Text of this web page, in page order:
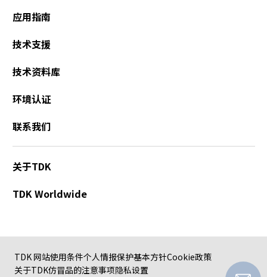
应用指南
技术支援
技术资料库
环境认证
联系我们
关于TDK
TDK Worldwide
TDK 网站使用条件个人情报保护基本方针Cookie政策
关于TDK仿冒品的注意事项隐私设置